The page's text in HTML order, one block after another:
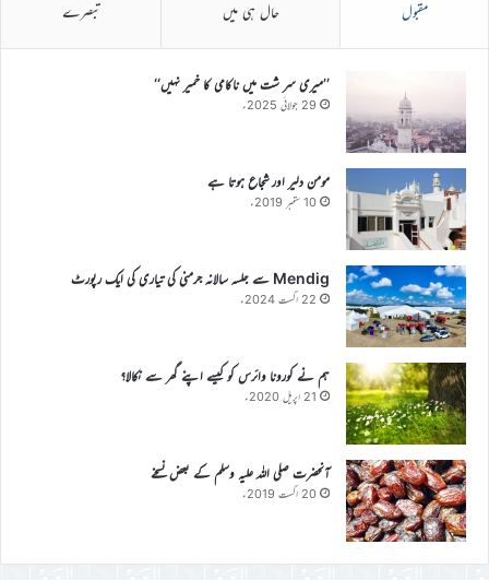
مقبول حال ہی میں تبصرے
’’میری سر شت میں ناکامی کا خمیر نہیں‘‘
29 جولائی 2025ء
مومن دلیر اور شجاع ہوتا ہے
10 ستمبر 2019ء
Mendig سے جلسہ سالانہ جرمنی کی تیاری کی ایک رپورٹ
22 اگست 2024ء
ہم نے کورونا وائرس کو کیسے اپنے گھر سے نکالا؟
21 اپریل 2020ء
آنحضرت صلی اللہ علیہ وسلم کے بعض نسخے
20 اگست 2019ء